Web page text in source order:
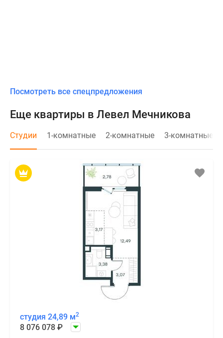
Посмотреть все спецпредложения
Еще квартиры в Левел Мечникова
Студии 1-комнатные 2-комнатные 3-комнатные
студия 24,89 м2
8 076 078 ₽